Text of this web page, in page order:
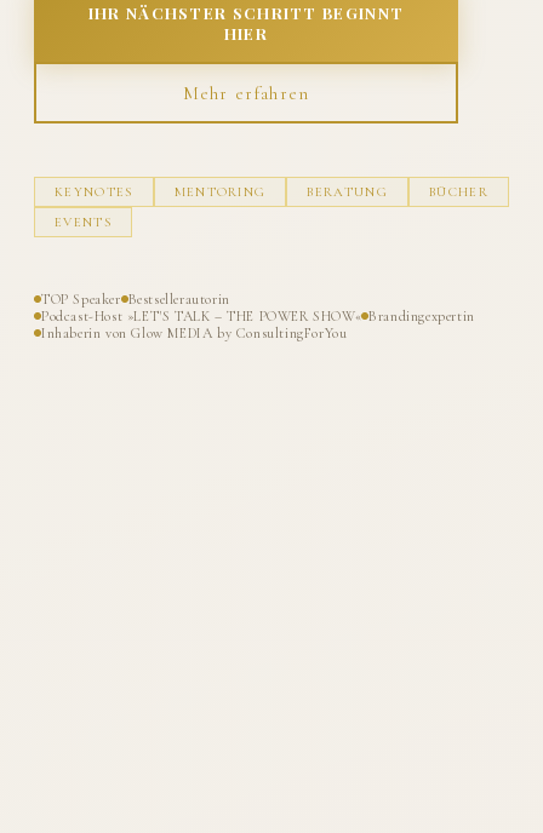
IHR NÄCHSTER SCHRITT BEGINNT
HIER
Mehr erfahren
KEYNOTES MENTORING BERATUNG
BÜCHER
EVENTS
TOP Speaker Bestsellerautorin
Podcast-Host »LET'S TALK – THE POWER SHOW« Brandingexpertin
Inhaberin von Glow MEDIA by ConsultingForYou